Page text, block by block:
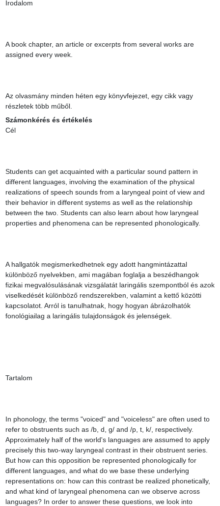
Irodalom
A book chapter, an article or excerpts from several works are
assigned every week.
Az olvasmány minden héten egy könyvfejezet, egy cikk vagy
részletek több műből.
Számonkérés és értékelés
Cél
Students can get acquainted with a particular sound pattern in
different languages, involving the examination of the physical
realizations of speech sounds from a laryngeal point of view and
their behavior in different systems as well as the relationship
between the two. Students can also learn about how laryngeal
properties and phenomena can be represented phonologically.
A hallgatók megismerkedhetnek egy adott hangmintázattal
különböző nyelvekben, ami magában foglalja a beszédhangok
fizikai megvalósulásának vizsgálatát laringális szempontból és azok
viselkedését különböző rendszerekben, valamint a kettő közötti
kapcsolatot. Arról is tanulhatnak, hogy hogyan ábrázolhatók
fonológiailag a laringális tulajdonságok és jelenségek.
Tartalom
In phonology, the terms "voiced" and "voiceless" are often used to
refer to obstruents such as /b, d, g/ and /p, t, k/, respectively.
Approximately half of the world's languages are assumed to apply
precisely this two-way laryngeal contrast in their obstruent series.
But how can this opposition be represented phonologically for
different languages, and what do we base these underlying
representations on: how can this contrast be realized phonetically,
and what kind of laryngeal phenomena can we observe across
languages? In order to answer these questions, we look into